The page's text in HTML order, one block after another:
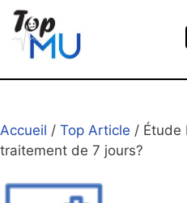
Accueil / Top Article / Étude
traitement de 7 jours?